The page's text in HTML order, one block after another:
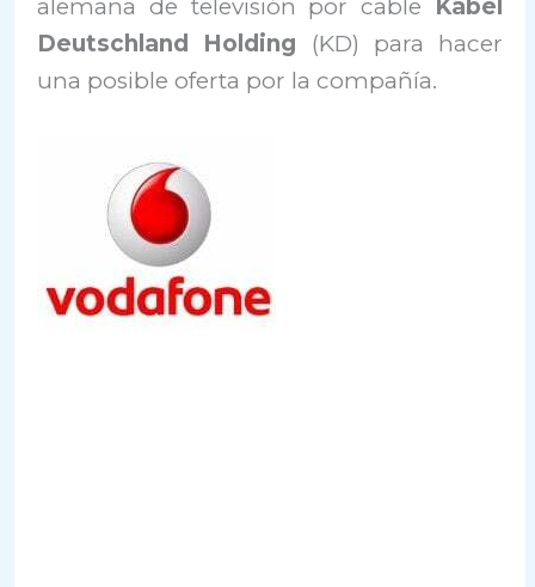
alemana de televisión por cable Kabel
Deutschland Holding (KD) para hacer
una posible oferta por la compañía.